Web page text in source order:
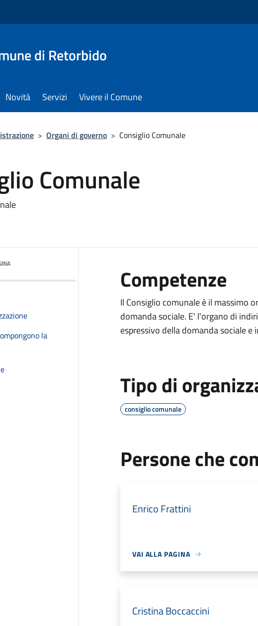
di Retorbido
Novità Servizi Vivere il Comune
> Organi di governo > Consiglio Comunale
Comunale
la
Competenze
Il Consiglio comunale è il massimo
domanda sociale. E' l'organo di
espressivo della domanda sociale
Tipo di
consiglio comunale
Persone che
Enrico Frattini
VAI ALLA PAGINA
Cristina Boccaccini